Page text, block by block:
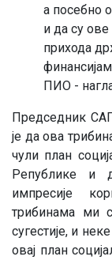
а посебно
и да су
прихода
ПИО -
Председник
је да ова
чули план
Републике и
импресије
трибинама ми
сугестије, и
овај план